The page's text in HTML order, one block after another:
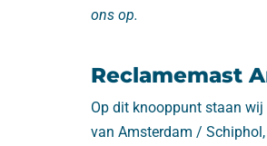
ons op.
Reclamemast
Op dit knooppunt staan
van Amsterdam /